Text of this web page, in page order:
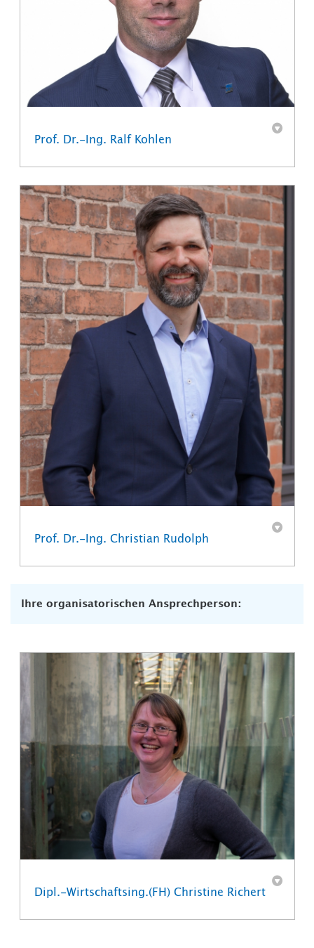
Prof. Dr.-Ing. Ralf Kohlen
Prof. Dr.-Ing. Christian Rudolph
Ihre organisatorischen Ansprechperson:
Dipl.-Wirtschaftsing.(FH) Christine Richert